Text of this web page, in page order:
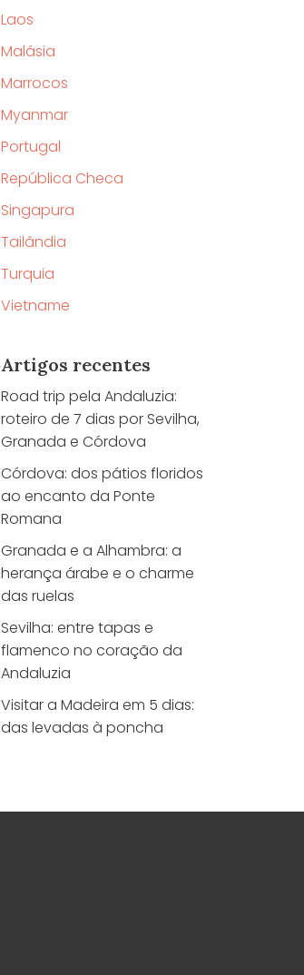
Laos
Malásia
Marrocos
Myanmar
Portugal
República Checa
Singapura
Tailândia
Turquia
Vietname
Artigos recentes
Road trip pela Andaluzia:
roteiro de 7 dias por Sevilha,
Granada e Córdova
Córdova: dos pátios floridos
ao encanto da Ponte
Romana
Granada e a Alhambra: a
herança árabe e o charme
das ruelas
Sevilha: entre tapas e
flamenco no coração da
Andaluzia
Visitar a Madeira em 5 dias:
das levadas à poncha